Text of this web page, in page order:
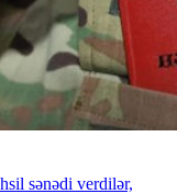
sənədi verdilər,